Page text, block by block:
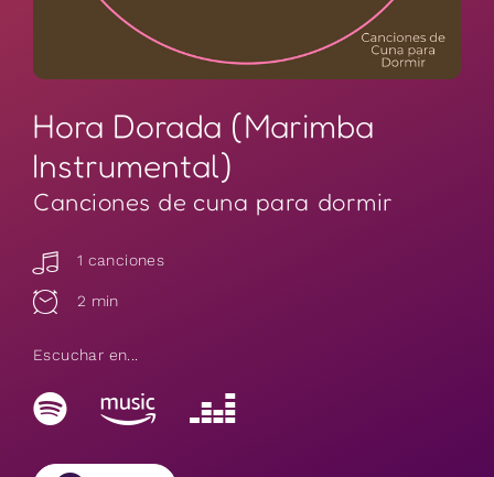
Hora Dorada (Marimba
Instrumental)
Canciones de cuna para dormir
1 canciones
2 min
Escuchar en...